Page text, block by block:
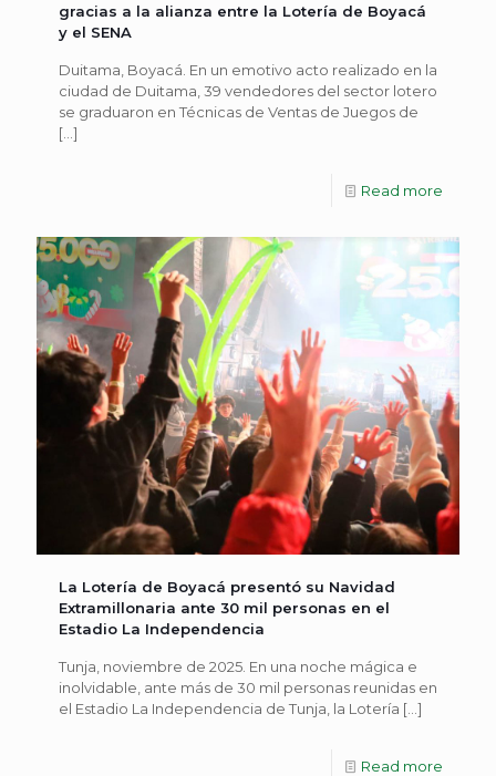
gracias a la alianza entre la Lotería de Boyacá
y el SENA
Duitama, Boyacá. En un emotivo acto realizado en la
ciudad de Duitama, 39 vendedores del sector lotero
se graduaron en Técnicas de Ventas de Juegos de
[…]
Read more
La Lotería de Boyacá presentó su Navidad
Extramillonaria ante 30 mil personas en el
Estadio La Independencia
Tunja, noviembre de 2025. En una noche mágica e
inolvidable, ante más de 30 mil personas reunidas en
el Estadio La Independencia de Tunja, la Lotería […]
Read more